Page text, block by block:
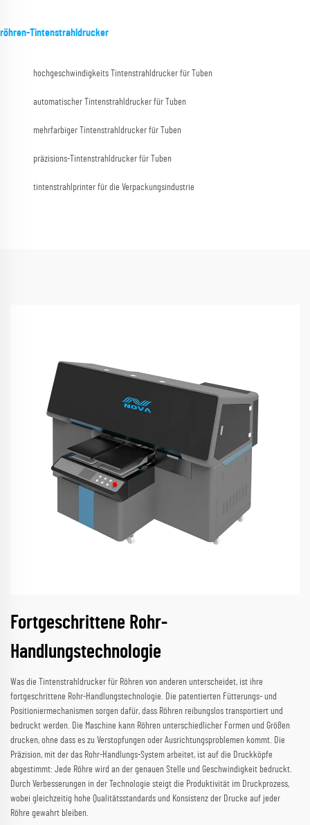
röhren-Tintenstrahldrucker
hochgeschwindigkeits Tintenstrahldrucker für Tuben
automatischer Tintenstrahldrucker für Tuben
mehrfarbiger Tintenstrahldrucker für Tuben
präzisions-Tintenstrahldrucker für Tuben
tintenstrahlprinter für die Verpackungsindustrie
Fortgeschrittene Rohr-
Handlungstechnologie
Was die Tintenstrahldrucker für Röhren von anderen unterscheidet, ist ihre
fortgeschrittene Rohr-Handlungstechnologie. Die patentierten Fütterungs- und
Positioniermechanismen sorgen dafür, dass Röhren reibungslos transportiert und
bedruckt werden. Die Maschine kann Röhren unterschiedlicher Formen und Größen
drucken, ohne dass es zu Verstopfungen oder Ausrichtungsproblemen kommt. Die
Präzision, mit der das Rohr-Handlungs-System arbeitet, ist auf die Druckköpfe
abgestimmt: Jede Röhre wird an der genauen Stelle und Geschwindigkeit bedruckt.
Durch Verbesserungen in der Technologie steigt die Produktivität im Druckprozess,
wobei gleichzeitig hohe Qualitätsstandards und Konsistenz der Drucke auf jeder
Röhre gewahrt bleiben.